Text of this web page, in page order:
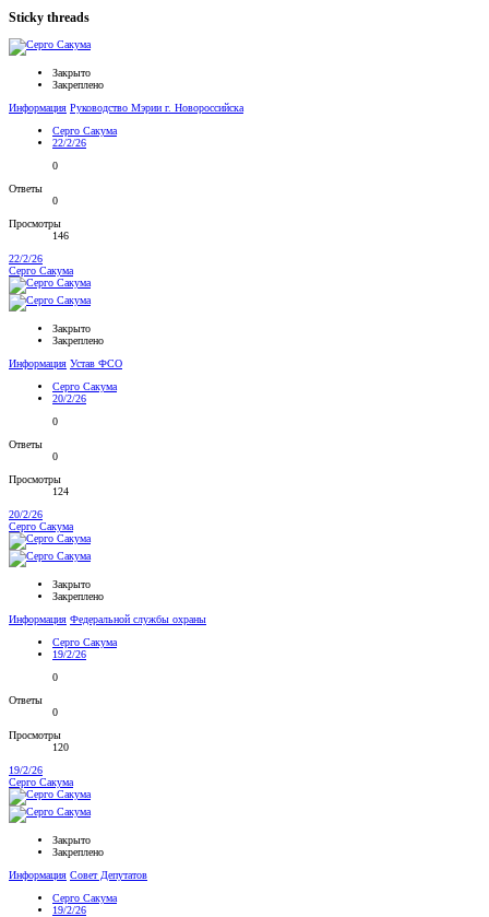
Sticky threads
Закрыто
Закреплено
Информация Руководство Мэрии г. Новороссийска
Серго Сакума
22/2/26
0
Ответы
0
Просмотры
146
22/2/26
Серго Сакума
Закрыто
Закреплено
Информация Устав ФСО
Серго Сакума
20/2/26
0
Ответы
0
Просмотры
124
20/2/26
Серго Сакума
Закрыто
Закреплено
Информация Федеральной службы охраны
Серго Сакума
19/2/26
0
Ответы
0
Просмотры
120
19/2/26
Серго Сакума
Закрыто
Закреплено
Информация Совет Депутатов
Серго Сакума
19/2/26